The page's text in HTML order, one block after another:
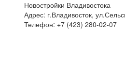
Новостройки Владивостока
Адрес: г.Владивосток,
Телефон: +7 (423) 280-02-07